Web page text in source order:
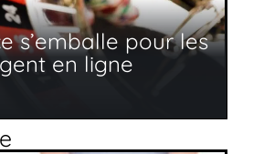
s’emballe pour les
en ligne